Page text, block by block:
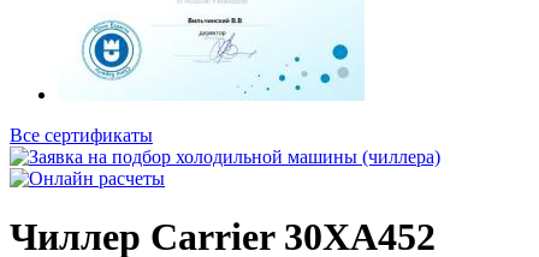
Все сертификаты
Чиллер Carrier 30XA452